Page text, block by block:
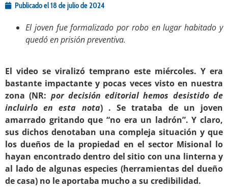
Publicado el18 de julio de 2024
El joven fue formalizado por robo en lugar habitado y
quedó en prisión preventiva.
El video se viralizó temprano este miércoles. Y era
bastante impactante y pocas veces visto en nuestra
zona (NR: por decisión editorial hemos desistido de
incluirlo en esta nota) . Se trataba de un joven
amarrado gritando que “no era un ladrón”. Y claro,
sus dichos denotaban una compleja situación y que
los dueños de la propiedad en el sector Misional lo
hayan encontrado dentro del sitio con una linterna y
al lado de algunas especies (herramientas del dueño
de casa) no le aportaba mucho a su credibilidad.